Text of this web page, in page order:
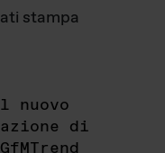
stampa
nuovo
di